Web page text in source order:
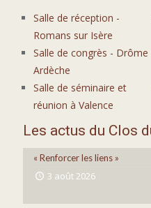
Salle de réception -
Romans sur Isère
Salle de congrès - Drôme
Ardèche
Salle de séminaire et
réunion à Valence
Les actus du Clos
« Renforcer les liens »
3 août 2026